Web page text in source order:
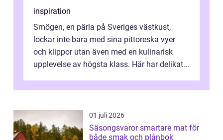
inspiration
Smögen, en pärla på Sveriges västkust,
lockar inte bara med sina pittoreska vyer
och klippor utan även med en kulinarisk
upplevelse av högsta klass. Här har delikat...
01 juli 2026
Säsongsvaror smartare mat för
både smak och plånbok